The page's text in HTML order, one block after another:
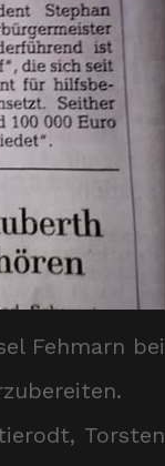
Fehmarn bei
Torsten